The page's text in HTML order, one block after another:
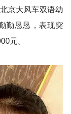
京大风车双语幼
勤恳恳，表现突
元。